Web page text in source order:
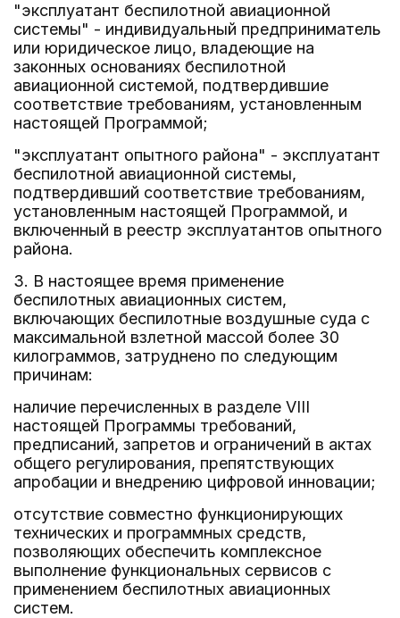
"эксплуатант беспилотной авиационной
системы" - индивидуальный предприниматель
или юридическое лицо, владеющие на
законных основаниях беспилотной
авиационной системой, подтвердившие
соответствие требованиям, установленным
настоящей Программой;
"эксплуатант опытного района" - эксплуатант
беспилотной авиационной системы,
подтвердивший соответствие требованиям,
установленным настоящей Программой, и
включенный в реестр эксплуатантов опытного
района.
3. В настоящее время применение
беспилотных авиационных систем,
включающих беспилотные воздушные суда с
максимальной взлетной массой более 30
килограммов, затруднено по следующим
причинам:
наличие перечисленных в разделе VIII
настоящей Программы требований,
предписаний, запретов и ограничений в актах
общего регулирования, препятствующих
апробации и внедрению цифровой инновации;
отсутствие совместно функционирующих
технических и программных средств,
позволяющих обеспечить комплексное
выполнение функциональных сервисов с
применением беспилотных авиационных
систем.